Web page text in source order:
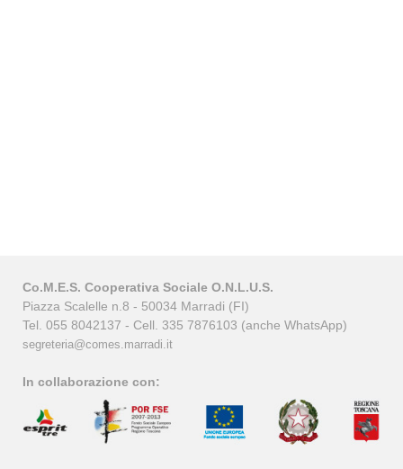
Co.M.E.S. Cooperativa Sociale O.N.L.U.S.
Piazza Scalelle n.8 - 50034 Marradi (FI)
Tel. 055 8042137 - Cell. 335 7876103 (anche WhatsApp)
segreteria@comes.marradi.it
In collaborazione con: